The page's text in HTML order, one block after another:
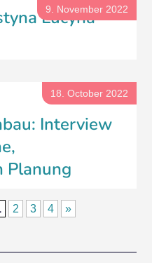
9. November 2022
Lucyna
18. October 2022
Interview
Planung
2 3 4 »